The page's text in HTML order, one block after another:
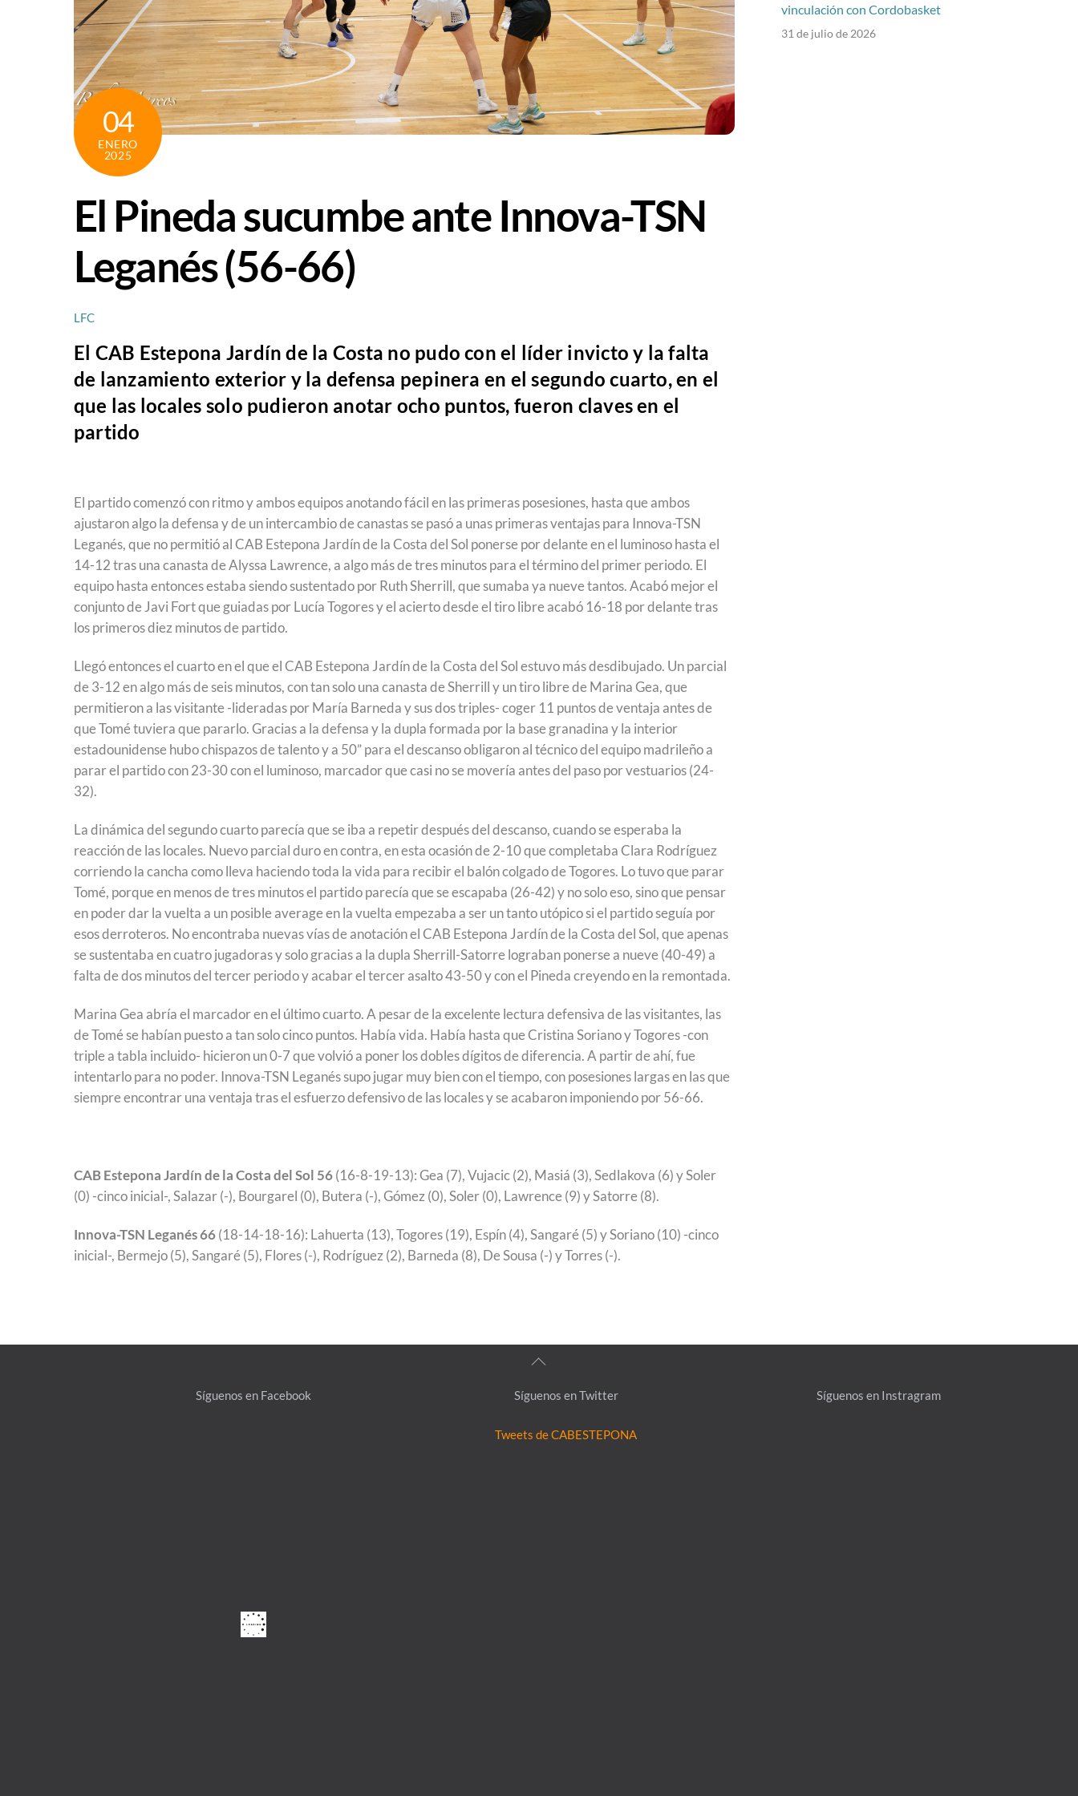
04
ENERO
2025
El Pineda sucumbe ante Innova-TSN
Leganés (56-66)
LFC
El CAB Estepona Jardín de la Costa no pudo con el líder invicto y la falta
de lanzamiento exterior y la defensa pepinera en el segundo cuarto, en el
que las locales solo pudieron anotar ocho puntos, fueron claves en el
partido
El partido comenzó con ritmo y ambos equipos anotando fácil en las primeras posesiones, hasta que ambos
ajustaron algo la defensa y de un intercambio de canastas se pasó a unas primeras ventajas para Innova-TSN
Leganés, que no permitió al CAB Estepona Jardín de la Costa del Sol ponerse por delante en el luminoso hasta el
14-12 tras una canasta de Alyssa Lawrence, a algo más de tres minutos para el término del primer periodo. El
equipo hasta entonces estaba siendo sustentado por Ruth Sherrill, que sumaba ya nueve tantos. Acabó mejor el
conjunto de Javi Fort que guiadas por Lucía Togores y el acierto desde el tiro libre acabó 16-18 por delante tras
los primeros diez minutos de partido.
Llegó entonces el cuarto en el que el CAB Estepona Jardín de la Costa del Sol estuvo más desdibujado. Un parcial
de 3-12 en algo más de seis minutos, con tan solo una canasta de Sherrill y un tiro libre de Marina Gea, que
permitieron a las visitante -lideradas por María Barneda y sus dos triples- coger 11 puntos de ventaja antes de
que Tomé tuviera que pararlo. Gracias a la defensa y la dupla formada por la base granadina y la interior
estadounidense hubo chispazos de talento y a 50” para el descanso obligaron al técnico del equipo madrileño a
parar el partido con 23-30 con el luminoso, marcador que casi no se movería antes del paso por vestuarios (24-
32).
La dinámica del segundo cuarto parecía que se iba a repetir después del descanso, cuando se esperaba la
reacción de las locales. Nuevo parcial duro en contra, en esta ocasión de 2-10 que completaba Clara Rodríguez
corriendo la cancha como lleva haciendo toda la vida para recibir el balón colgado de Togores. Lo tuvo que parar
Tomé, porque en menos de tres minutos el partido parecía que se escapaba (26-42) y no solo eso, sino que pensar
en poder dar la vuelta a un posible average en la vuelta empezaba a ser un tanto utópico si el partido seguía por
esos derroteros. No encontraba nuevas vías de anotación el CAB Estepona Jardín de la Costa del Sol, que apenas
se sustentaba en cuatro jugadoras y solo gracias a la dupla Sherrill-Satorre lograban ponerse a nueve (40-49) a
falta de dos minutos del tercer periodo y acabar el tercer asalto 43-50 y con el Pineda creyendo en la remontada.
Marina Gea abría el marcador en el último cuarto. A pesar de la excelente lectura defensiva de las visitantes, las
de Tomé se habían puesto a tan solo cinco puntos. Había vida. Había hasta que Cristina Soriano y Togores -con
triple a tabla incluido- hicieron un 0-7 que volvió a poner los dobles dígitos de diferencia. A partir de ahí, fue
intentarlo para no poder. Innova-TSN Leganés supo jugar muy bien con el tiempo, con posesiones largas en las que
siempre encontrar una ventaja tras el esfuerzo defensivo de las locales y se acabaron imponiendo por 56-66.
CAB Estepona Jardín de la Costa del Sol 56(16-8-19-13): Gea (7), Vujacic (2), Masiá (3), Sedlakova (6) y Soler
(0) -cinco inicial-, Salazar (-), Bourgarel (0), Butera (-), Gómez (0), Soler (0), Lawrence (9) y Satorre (8).
Innova-TSN Leganés 66(18-14-18-16): Lahuerta (13), Togores (19), Espín (4), Sangaré (5) y Soriano (10) -cinco
inicial-, Bermejo (5), Sangaré (5), Flores (-), Rodríguez (2), Barneda (8), De Sousa (-) y Torres (-).
vinculación con Cordobasket
31 de julio de 2026
Back
Top
Síguenos en Facebook Síguenos en Twitter
Tweets de CABESTEPONA
Síguenos en Instragram